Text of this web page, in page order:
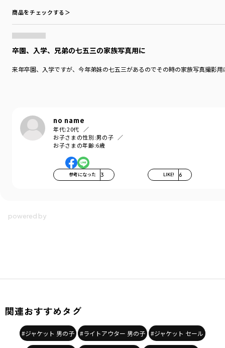
商品をチェックする＞
卒園、入学、兄弟の七五三の家族写真用に
来年卒園、入学ですが、今年弟妹の七五三があるのでその時の家族写真撮影
no name
年代:20代
お子さまの性別:男の子
お子さまの年齢:6歳
参考になった 3 LIKE! 6
関連おすすめタグ
#ジャケット 男の子 #ライトアウター 男の子 #ジャケット セール